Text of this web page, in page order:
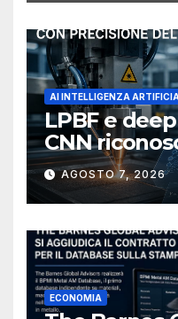
AI INTELLIGENZA
LPBF e
CNN
del bagno
AGOSTO 7, 2026
ECONOMIA